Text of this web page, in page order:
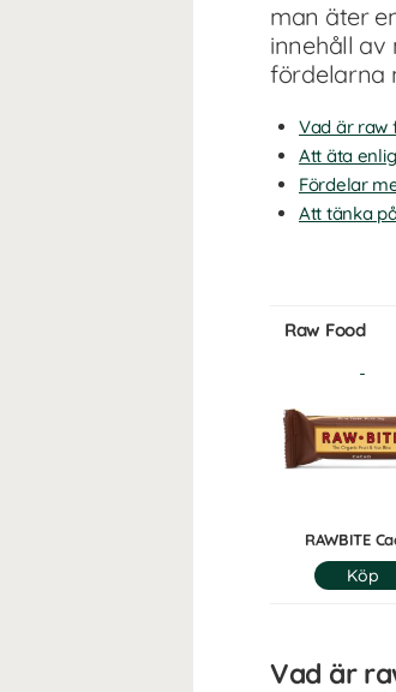
man äter
innehåll av
fördelarna
Vad är raw
Att äta
Fördelar
Att tänka
Raw Food
RAWBITE
Vad är